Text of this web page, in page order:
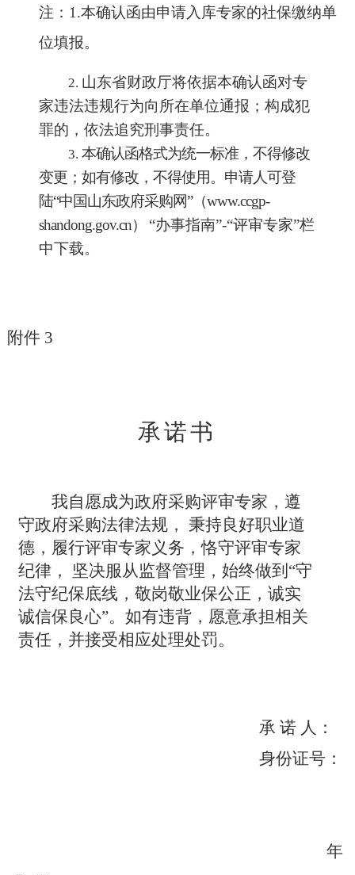
注： 1.本确认函由申请入库专家的社保缴纳单
位填报。
2. 山东省财政厅将依据本确认函对专
家违法违规行为向所在单位通报；构成犯
罪的，依法追究刑事责任。
3. 本确认函格式为统一标准，不得修改
变更；如有修改，不得使用。申请人可登
陆“中国山东政府采购网”（www.ccgp-
shandong.gov.cn）
“办事指南”-“评审专家”栏
中下载。
附件 3
承诺书
我自愿成为政府采购评审专家，遵
守政府采购法律法规，
秉持良好职业道
德，履行评审专家义务，恪守评审专家
纪律，
坚决服从监督管理，始终做到 “守
法守纪保底线，敬岗敬业保公正，诚实
诚信保良心”。如有违背，愿意承担相关
责任，并接受相应处理处罚。
承 诺 人：
身份证号：
年